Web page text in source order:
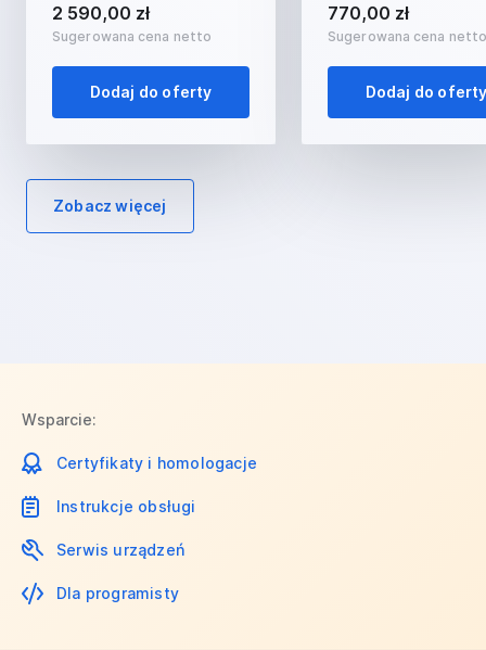
2 590,00 zł
Sugerowana cena netto
Dodaj do oferty
770,00 zł
Sugerowana cena
Dodaj do
Zobacz więcej
Wsparcie:
Certyfikaty i homologacje
Instrukcje obsługi
Serwis urządzeń
Dla programisty